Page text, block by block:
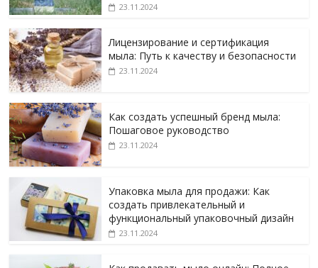
23.11.2024
Лицензирование и сертификация
мыла: Путь к качеству и безопасности
23.11.2024
Как создать успешный бренд мыла:
Пошаговое руководство
23.11.2024
Упаковка мыла для продажи: Как
создать привлекательный и
функциональный упаковочный дизайн
23.11.2024